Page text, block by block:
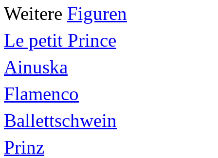
Weitere Figuren
Le petit Prince
Ainuska
Flamenco
Ballettschwein
Prinz